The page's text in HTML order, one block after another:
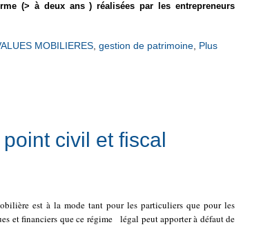
(> à deux ans ) réalisées par les entrepreneurs
MOBILIERES, gestion de patrimoine, Plus
civil et fiscal
est à la mode tant pour les particuliers que pour les
et financiers que ce régime légal peut apporter à défaut de